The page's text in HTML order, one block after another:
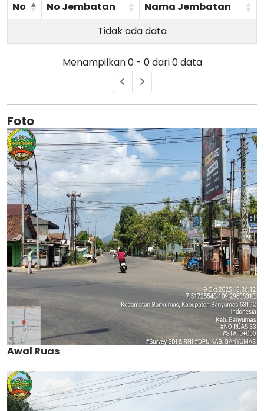
No No Jembatan
Nama Jembatan
Tidak ada data
Menampilkan 0 - 0 dari 0 data
Foto
Awal Ruas